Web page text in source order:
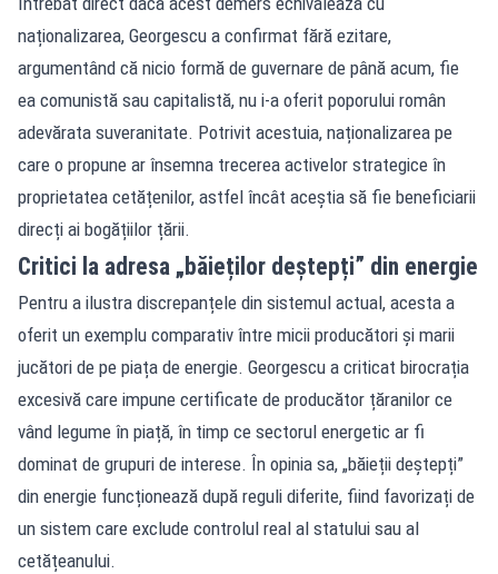
naționalizarea, Georgescu a confirmat fără ezitare,
argumentând că nicio formă de guvernare de până acum, fie
ea comunistă sau capitalistă, nu i-a oferit poporului român
adevărata suveranitate. Potrivit acestuia, naționalizarea pe
care o propune ar însemna trecerea activelor strategice în
proprietatea cetățenilor, astfel încât aceștia să fie beneficiarii
direcți ai bogățiilor țării.
Critici la adresa „băieților deștepți” din energie
Pentru a ilustra discrepanțele din sistemul actual, acesta a
oferit un exemplu comparativ între micii producători și marii
jucători de pe piața de energie. Georgescu a criticat birocrația
excesivă care impune certificate de producător țăranilor ce
vând legume în piață, în timp ce sectorul energetic ar fi
dominat de grupuri de interese. În opinia sa, „băieții deștepți”
din energie funcționează după reguli diferite, fiind favorizați de
un sistem care exclude controlul real al statului sau al
cetățeanului.